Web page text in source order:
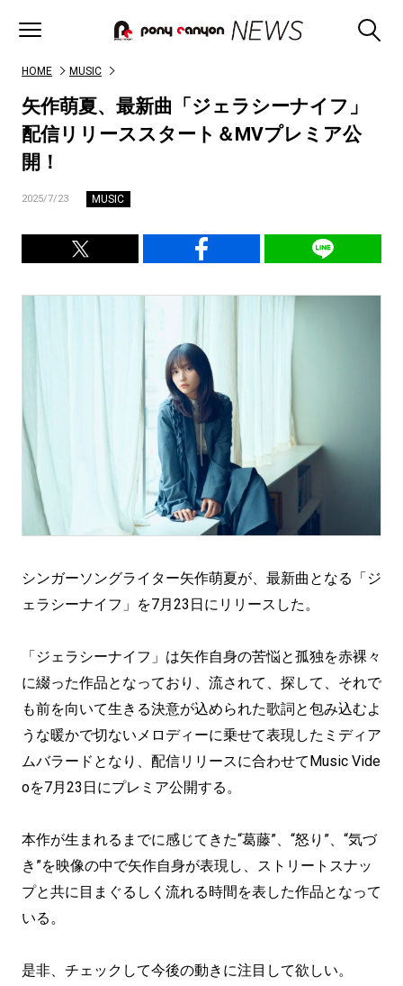
HOME MUSIC
矢作萌夏、最新曲「ジェラシーナイフ」
配信リリーススタート＆MVプレミア公
開！
2025/7/23 MUSIC
シンガーソングライター矢作萌夏が、最新曲となる「ジ
ェラシーナイフ」を7月23日にリリースした。
「ジェラシーナイフ」は矢作自身の苦悩と孤独を赤裸々
に綴った作品となっており、流されて、探して、それで
も前を向いて生きる決意が込められた歌詞と包み込むよ
うな暖かで切ないメロディーに乗せて表現したミディア
ムバラードとなり、配信リリースに合わせてMusic Vide
oを7月23日にプレミア公開する。
本作が生まれるまでに感じてきた“葛藤”、“怒り”、“気づ
き”を映像の中で矢作自身が表現し、ストリートスナッ
プと共に目まぐるしく流れる時間を表した作品となって
いる。
是非、チェックして今後の動きに注目して欲しい。